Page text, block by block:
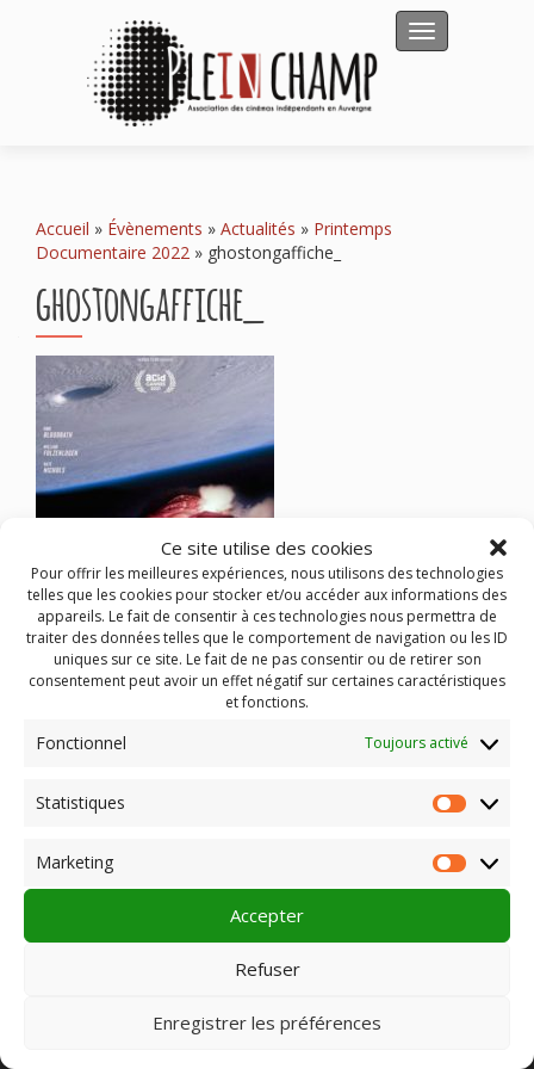
Ce site utilise des cookies
Pour offrir les meilleures expériences, nous utilisons des technologies
telles que les cookies pour stocker et/ou accéder aux informations des
appareils. Le fait de consentir à ces technologies nous permettra de
traiter des données telles que le comportement de navigation ou les ID
uniques sur ce site. Le fait de ne pas consentir ou de retirer son
consentement peut avoir un effet négatif sur certaines caractéristiques
et fonctions.
Fonctionnel Toujours activé
Statistiques
Marketing
Accepter
Refuser
Enregistrer les préférences
Afficher/
Accueil » Évènements » Actualités » Printemps
Documentaire 2022 » ghostongaffiche_
ghostongaffiche_
Pôle 22 bis impasse Bonnabaud